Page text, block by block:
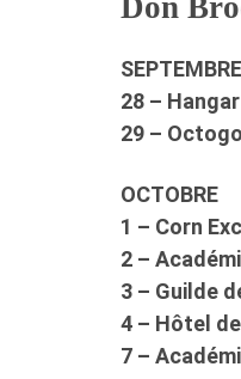
SEPTEMBRE
28 –
29 –
OCTOBRE
1 – Corn
2 –
3 – Guilde
4 – Hôtel
7 –